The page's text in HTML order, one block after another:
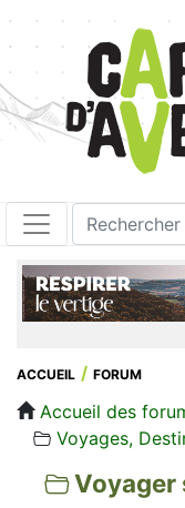
ACCUEIL FORUM
Accueil des
Voyages,
Voyager